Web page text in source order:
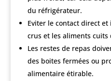
du réfrigérateur.
Eviter le contact direct
crus et les aliments
Les restes de repas
des boites fermées ou
alimentaire étirable.